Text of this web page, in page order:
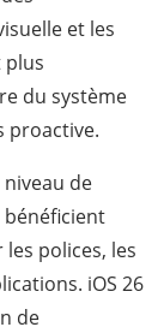
et les
plus
du système
proactive.
de
polices, les
iOS 26
de